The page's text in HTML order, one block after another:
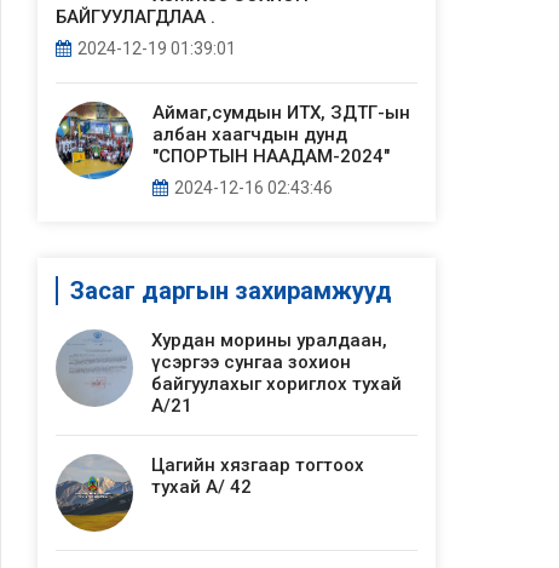
БАЙГУУЛАГДЛАА .
2024-12-19 01:39:01
Аймаг,сумдын ИТХ, ЗДТГ-ын
албан хаагчдын дунд
"СПОРТЫН НААДАМ-2024"
2024-12-16 02:43:46
Засаг даргын захирамжууд
Хурдан морины уралдаан,
үсэргээ сунгаа зохион
байгуулахыг хориглох тухай
А/21
Цагийн хязгаар тогтоох
тухай А/ 42